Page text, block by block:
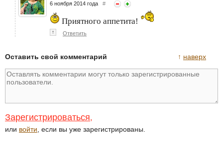
6 ноября 2014 года #
Приятного аппетита!
↑ Ответить
↑ наверх
Оставить свой комментарий
Зарегистрироваться,
или войти , если вы уже зарегистрированы.